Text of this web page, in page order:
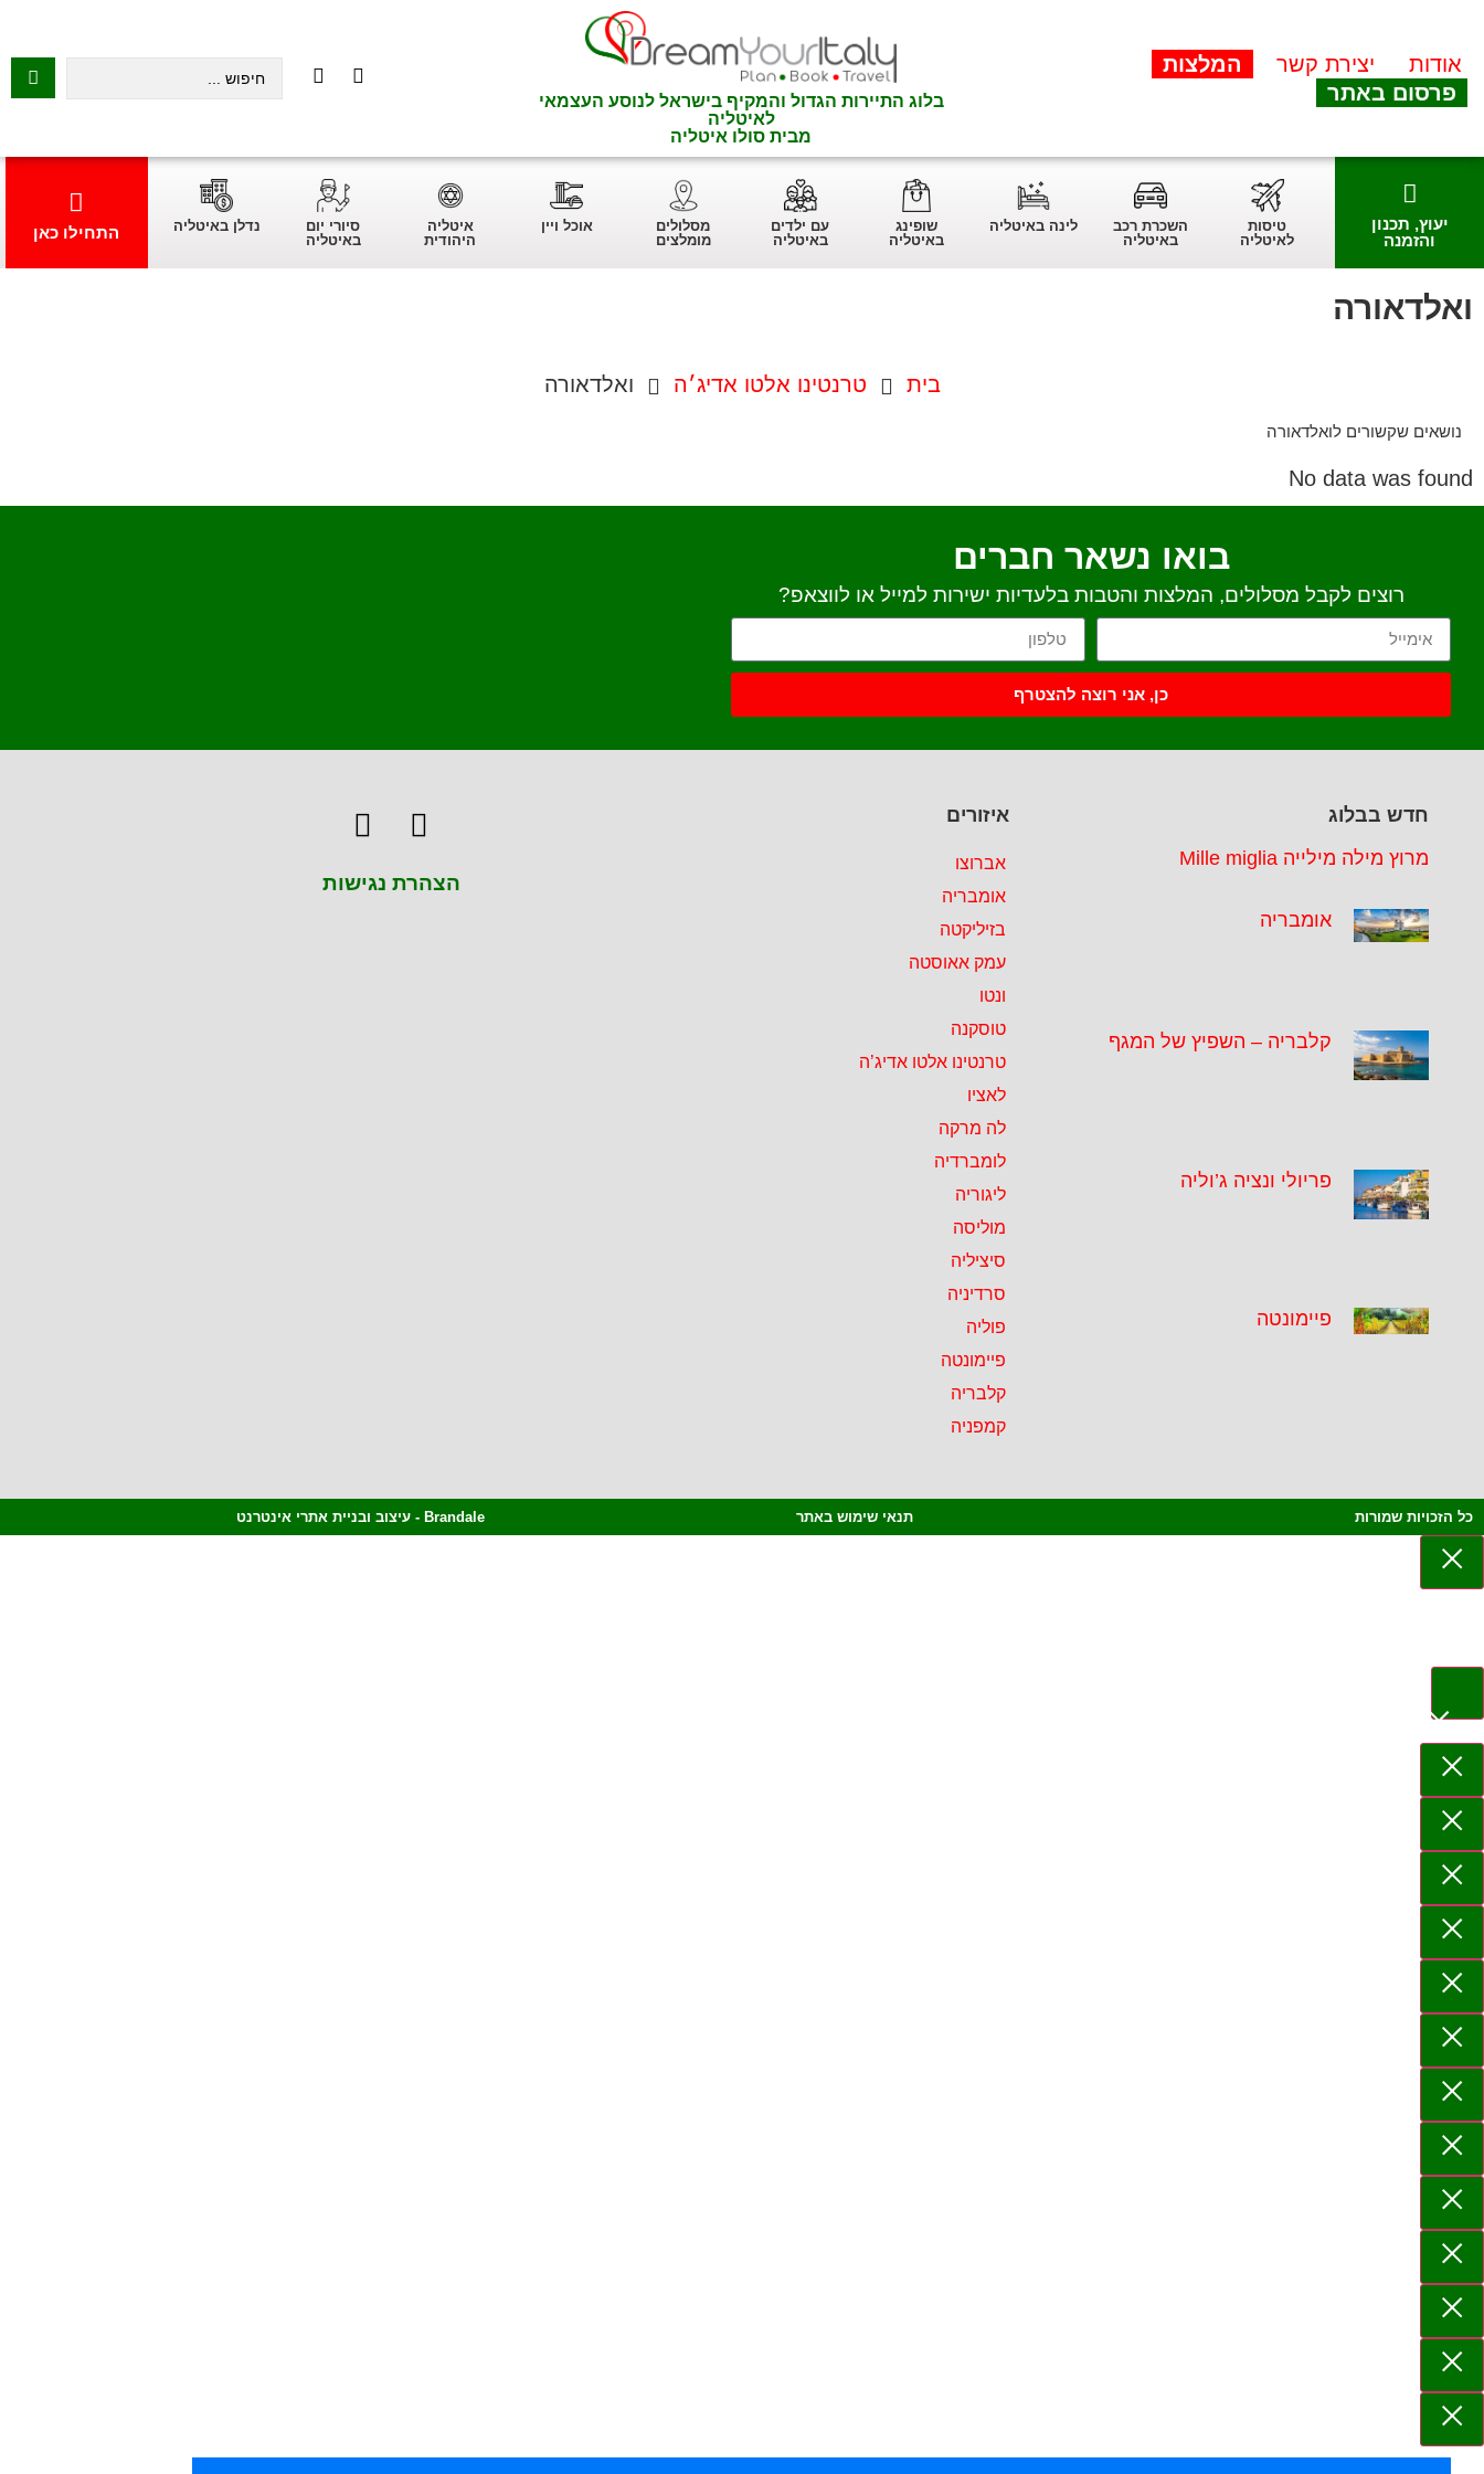
אודות יצירת קשר
המלצות
פרסום באתר
בלוג התיירות הגדול והמקיף בישראל לנוסע העצמאי
לאיטליה
מבית סולו איטליה
יעוץ, תכנון
והזמנה
טיסות
לאיטליה
השכרת רכב
באיטליה
לינה באיטליה
שופינג
באיטליה
עם ילדים
באיטליה
מסלולים
מומלצים
אוכל ויין
איטליה
היהודית
סיורי יום
באיטליה
נדלן באיטליה התחילו כאן
ואלדאורה
בית טרנטינו אלטו אדיג׳ה ואלדאורה
נושאים שקשורים לואלדאורה
No data was found
בואו נשאר חברים
רוצים לקבל מסלולים, המלצות והטבות בלעדיות ישירות למייל או לווצאפ?
כן, אני רוצה להצטרף
חדש בבלוג
מרוץ מילה מילייה Mille miglia
אומבריה
קלבריה – השפיץ של המגף
פריולי ונציה ג’וליה
פיימונטה
איזורים
אברוצו
אומבריה
בזיליקטה
עמק אאוסטה
ונטו
טוסקנה
טרנטינו אלטו אדיג’ה
לאציו
לה מרקה
לומברדיה
ליגוריה
מוליסה
סיציליה
סרדיניה
פוליה
פיימונטה
קלבריה
קמפניה
הצהרת נגישות
כל הזכויות שמורות תנאי שימוש באתר Brandale - עיצוב ובניית אתרי אינטרנט